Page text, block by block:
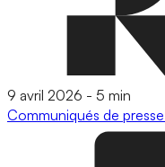
9 avril 2026 - 5 min
Communiqués de presse